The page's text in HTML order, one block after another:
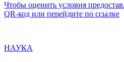
Чтобы оценить условия
QR-код или перейдите по ссылке
НАУКА